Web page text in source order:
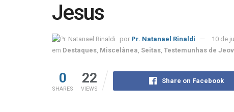
Jesus
por Pr. Natanael Rinaldi
10 de
em Destaques, Miscelânea, Seitas, Testemunhas de
0
SHARES
22
VIEWS
Share on Facebook